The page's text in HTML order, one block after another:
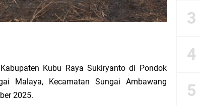
PD-PKPNU dan Implementasi Digdaya NU
Pontianak Terlibat Program Penanganan Sampah
Santuni Ratusan Anak Yatim dan Duafa
Kubu Raya Sukiryanto di Pondok
Malaya, Kecamatan Sungai Ambawang
2025.